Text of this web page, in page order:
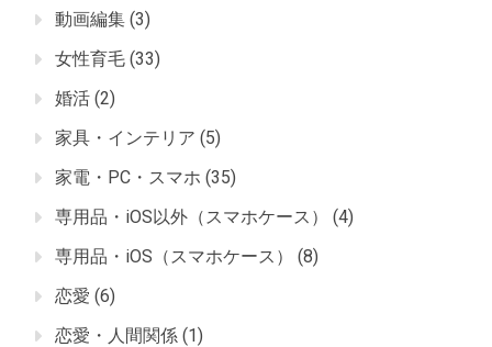
動画編集 (3)
女性育毛 (33)
婚活 (2)
家具・インテリア (5)
家電・PC・スマホ (35)
専用品・iOS以外（スマホケース）
(4)
専用品・iOS（スマホケース）
(8)
恋愛 (6)
恋愛・人間関係 (1)